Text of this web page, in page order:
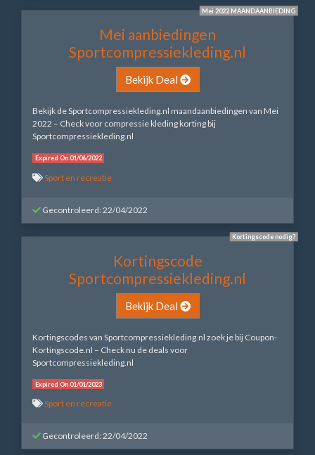
Mei 2022 MAANDAANBIEDING
Mei aanbiedingen
Sportcompressiekleding.nl
Bekijk Deal
Bekijk de Sportcompressiekleding.nl maandaanbiedingen van Mei
2022 – Check voor compressie kleding korting bij
Sportcompressiekleding.nl
Expired On 01/06/2022
Sport en recreatie
Gecontroleerd: 22/04/2022
Kortingscode nodig?
Kortingscode
Sportcompressiekleding.nl
Bekijk Deal
Kortingscodes van Sportcompressiekleding.nl zoek je bij Coupon-
Kortingscode.nl – Check nu de deals voor
Sportcompressiekleding.nl
Expired On 01/01/2023
Sport en recreatie
Gecontroleerd: 22/04/2022